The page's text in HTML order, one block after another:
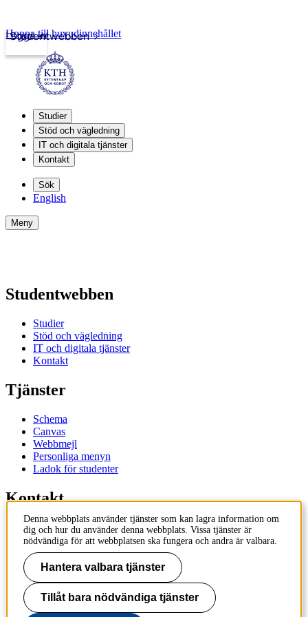
Studentwebben
Logga in
Hoppa till huvudinnehållet
Studier
Stöd och vägledning
IT och digitala tjänster
Kontakt
Sök
English
Meny
Studentwebben
Studier
Stöd och vägledning
IT och digitala tjänster
Kontakt
Tjänster
Schema
Canvas
Webbmejl
Personliga menyn
Ladok för studenter
Kontakt
Kontakta utbildningsprogram
Kontakta kurs
IT-support
KTH Entré
KTH
100 44 Stockholm
Denna webbplats använder tjänster som kan lagra information om
dig och hur du använder denna webbplats. Vissa tjänster är
nödvändiga för att webbplatsen ska fungera och andra är valbara.
Hantera valbara tjänster
Tillåt bara nödvändiga tjänster